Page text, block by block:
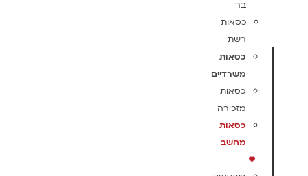
בר
כסאות
רשת
כסאות
משרדיים
כסאות
מזכירה
כסאות
מחשב